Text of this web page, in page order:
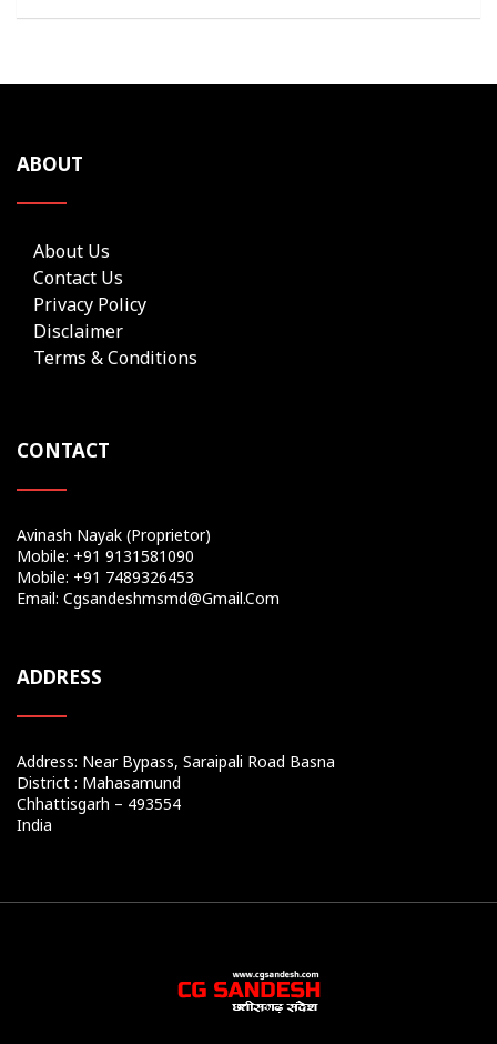
ABOUT
About Us
Contact Us
Privacy Policy
Disclaimer
Terms & Conditions
CONTACT
Avinash Nayak (Proprietor)
Mobile: +91 9131581090
Mobile: +91 7489326453
Email: Cgsandeshmsmd@gmail.com
ADDRESS
Address: Near Bypass, Saraipali Road Basna
District : Mahasamund
Chhattisgarh – 493554
India